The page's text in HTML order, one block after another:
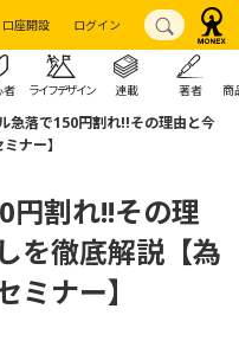
口座開設 ログイン
者 ライフデザイン 連載 著者 商
急落で150円割れ!!その理由と今
ナー】
円割れ!!その理
を徹底解説【為
ミナー】